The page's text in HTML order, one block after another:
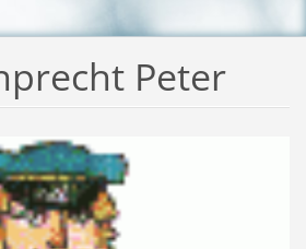
Peter